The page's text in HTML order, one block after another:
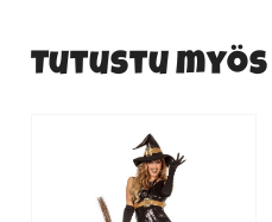
Tutustu myös
tuotteella